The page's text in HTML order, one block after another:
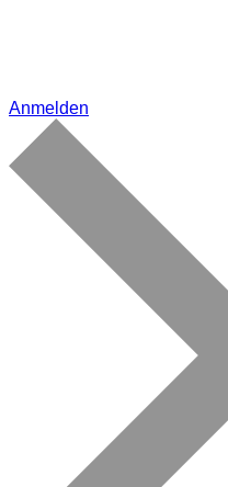
Anmelden